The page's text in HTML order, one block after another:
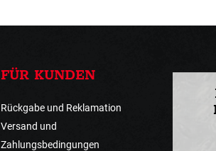
FÜR KUNDEN
Rückgabe und Reklamation
Versand und
Zahlungsbedingungen